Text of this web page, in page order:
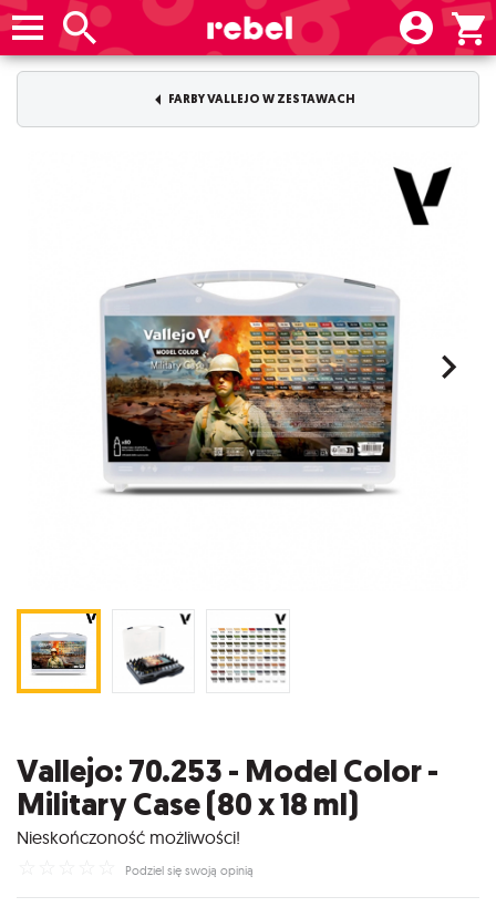
FARBY VALLEJO W ZESTAWACH
Vallejo: 70.253 - Model Color -
Military Case (80 x 18 ml)
Nieskończoność możliwości!
Podziel się swoją opinią